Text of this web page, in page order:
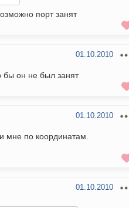
порт занят
01.10.2010
бы он не был занят
01.10.2010
мне по координатам.
01.10.2010